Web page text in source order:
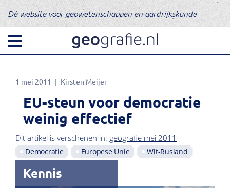
Dé website voor geowetenschappen en aardrijkskunde
1 mei 2011 Kirsten Meijer
EU-steun voor democratie
weinig effectief
Dit artikel is verschenen in: geografie mei 2011
Democratie Europese Unie Wit-Rusland
Kennis